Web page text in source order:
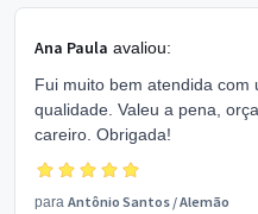
Ana Paula avaliou:
Fui muito bem atendida com
qualidade. Valeu a pena,
careiro. Obrigada!
para Antônio Santos /Alemão